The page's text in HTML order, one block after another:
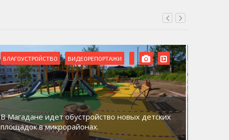
БЛАГОУСТРОЙСТВО ВИДЕОРЕПОРТАЖИ
В Магадане идет обустройство новых детских
площадок в микрорайонах.